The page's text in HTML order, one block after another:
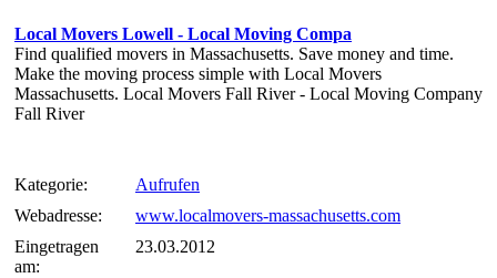
Local Movers Lowell - Local Moving Compa
Find qualified movers in Massachusetts. Save money and time.
Make the moving process simple with Local Movers
Massachusetts. Local Movers Fall River - Local Moving Company
Fall River
Kategorie:
Aufrufen
Webadresse:
www.localmovers-massachusetts.com
Eingetragen
am:
23.03.2012